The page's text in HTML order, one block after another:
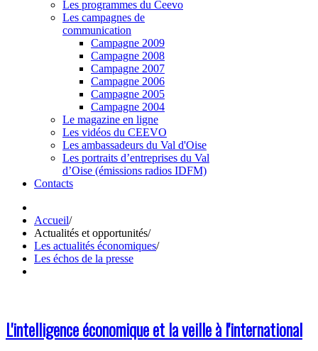
Les programmes du Ceevo
Les campagnes de
communication
Campagne 2009
Campagne 2008
Campagne 2007
Campagne 2006
Campagne 2005
Campagne 2004
Le magazine en ligne
Les vidéos du CEEVO
Les ambassadeurs du Val d'Oise
Les portraits d’entreprises du Val
d’Oise (émissions radios IDFM)
Contacts
Accueil/
Actualités et opportunités/
Les actualités économiques/
Les échos de la presse
L'intelligence économique et la veille à l'international